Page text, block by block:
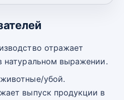
отражает
натуральном выражении.
убой.
выпуск продукции в